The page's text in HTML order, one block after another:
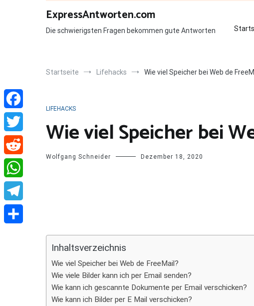
ExpressAntworten.com
Die schwierigsten Fragen bekommen gute Antworten
Startseite Lifehacks Wie viel Speicher bei Web de
LIFEHACKS
Wie viel Speicher bei
Wolfgang Schneider Dezember 18, 2020
Inhaltsverzeichnis
Wie viel Speicher bei Web de FreeMail?
Wie viele Bilder kann ich per Email senden?
Wie kann ich gescannte Dokumente per Email verschicken?
Wie kann ich Bilder per E Mail verschicken?
Facebook
Twitter
Reddit
WhatsApp
Telegram